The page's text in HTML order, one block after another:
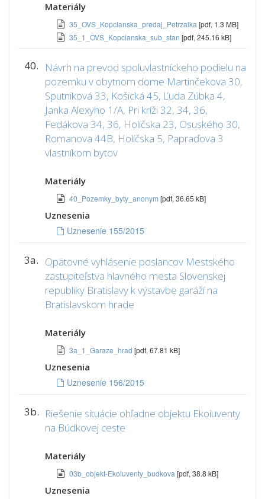
Materiály
35_OVS_Kopcianska_predaj_Petrzalka [pdf, 1.3 MB]
35_1_OVS_Kopcianska_sub_stan [pdf, 245.16 kB]
40.
Návrh na prevod spoluvlastníckeho podielu na
pozemku v obytnom dome Martinčekova 30,
Sputniková 33, Košická 45, Ľuda Zúbka 4,
Janka Alexyho 1/A, Pri kríži 32, 34, 36,
Fedákova 34, 36, Holíčska 23, Osuského 30,
Romanova 44B, Holíčska 5, Papraďova 3
vlastníkom bytov
Materiály
40_Pozemky_byty_anonym [pdf, 36.65 kB]
Uznesenia
Uznesenie 155/2015
3a. Opätovné vyhlásenie poslancov Mestského
zastupiteľstva hlavného mesta Slovenskej
republiky Bratislavy k výstavbe garáží na
Bratislavskom hrade
Materiály
3a_1_Garaze_hrad [pdf, 67.81 kB]
Uznesenia
Uznesenie 156/2015
3b. Riešenie situácie ohľadne objektu Ekoiuventy
na Búdkovej ceste
Materiály
03b_objekt-Ekoiuventy_budkova [pdf, 38.8 kB]
Uznesenia